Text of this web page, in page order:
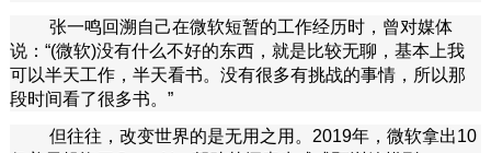
张一鸣回溯自己在微软短暂的工作经历时，曾对媒体
说：“(微软)没有什么不好的东西，就是比较无聊，基本上我
可以半天工作，半天看书。没有很多有挑战的事情，所以那
段时间看了很多书。”
但往往，改变世界的是无用之用。2019年，微软拿出10